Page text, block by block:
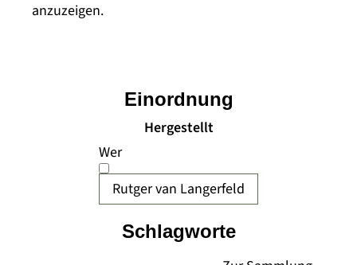
anzuzeigen.
Hergestellt
Wer
Rutger van Langerfeld
Einordnung
Schlagworte